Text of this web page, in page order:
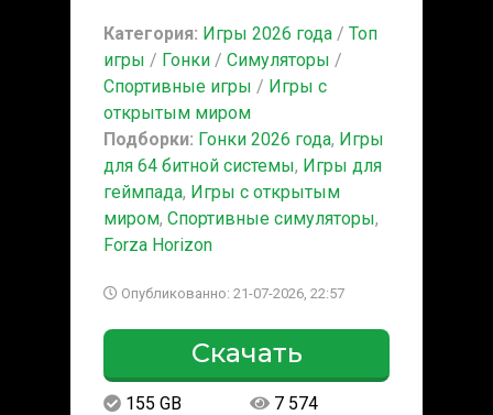
Категория: Игры 2026 года / Топ
игры / Гонки / Симуляторы /
Спортивные игры / Игры с
открытым миром
Подборки: Гонки 2026 года, Игры
для 64 битной системы, Игры для
геймпада, Игры с открытым
миром, Спортивные симуляторы,
Forza Horizon
Опубликованно: 21-07-2026, 22:57
Скачать
155 GB 7 574